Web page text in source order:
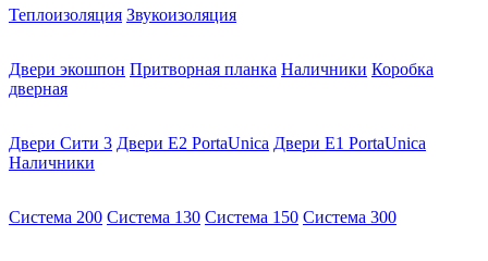
Теплоизоляция Звукоизоляция
Двери экошпон Притворная планка Наличники Коробка
дверная
Двери Сити 3 Двери E2 PortaUnica Двери E1 PortaUnica
Наличники
Система 200 Система 130 Система 150 Система 300